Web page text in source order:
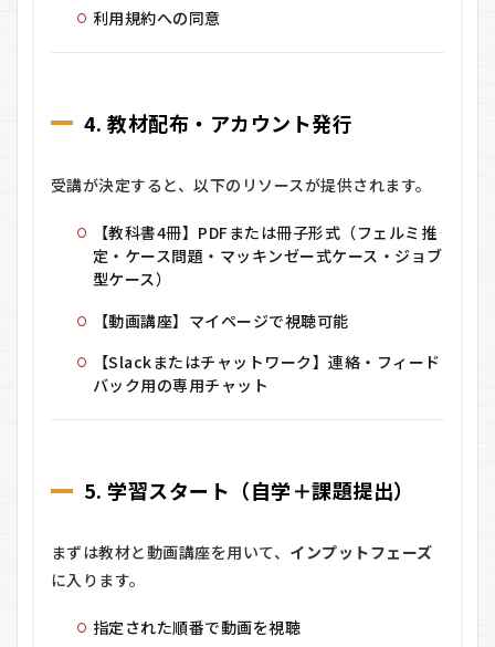
利用規約への同意
4. 教材配布・アカウント発行
受講が決定すると、以下のリソースが提供されます。
【教科書4冊】PDFまたは冊子形式（フェルミ推
定・ケース問題・マッキンゼー式ケース・ジョブ
型ケース）
【動画講座】マイページで視聴可能
【Slackまたはチャットワーク】連絡・フィード
バック用の専用チャット
5. 学習スタート（自学＋課題提出）
まずは教材と動画講座を用いて、 インプットフェーズ
に入ります。
指定された順番で動画を視聴